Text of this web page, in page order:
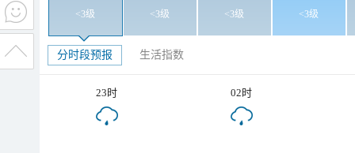
<3级 <3级 <3级 <3级
分时段预报 生活指数
23时 02时